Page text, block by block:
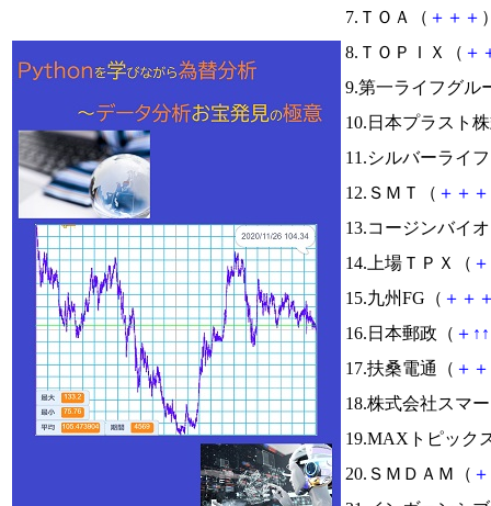
7.ＴＯＡ（ ＋ ＋ ＋
8.ＴＯＰＩＸ（ ＋
9.第一ライフグル
10.日本プラスト
11.シルバーライ
12.ＳＭＴ（ ＋ ＋ ＋
13.コージンバイ
14.上場ＴＰＸ（ ＋
15.九州FG（ ＋ ＋
16.日本郵政（ ＋ ↑ ↑
17.扶桑電通（ ＋ ＋
18.株式会社スマ
19.MAXトピック
20.ＳＭＤＡＭ（ ＋